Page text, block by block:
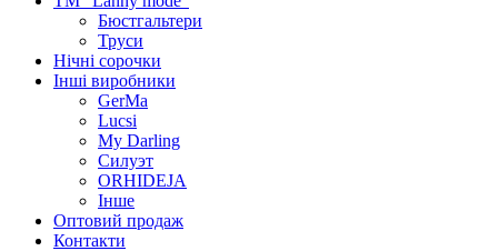
Бюстгальтери
Труси
Нічні сорочки
Інші виробники
GerMa
Lucsi
My Darling
Силуэт
ORHIDEJA
Інше
Оптовий продаж
Контакти